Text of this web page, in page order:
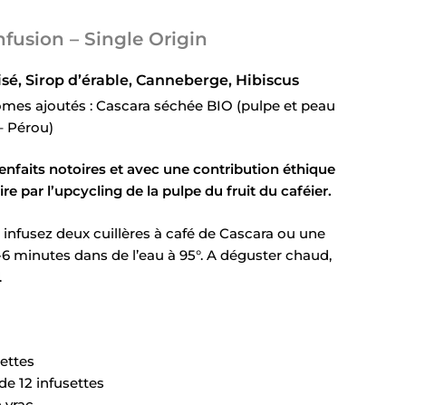
– Single Origin
Sirop d’érable, Canneberge, Hibiscus
ajoutés : Cascara séchée BIO (pulpe et peau
Pérou)
notoires et avec une contribution éthique
par l’upcycling de la pulpe du fruit du caféier.
deux cuillères à café de Cascara ou une
minutes dans de l’eau à 95°. A déguster chaud,
12 infusettes